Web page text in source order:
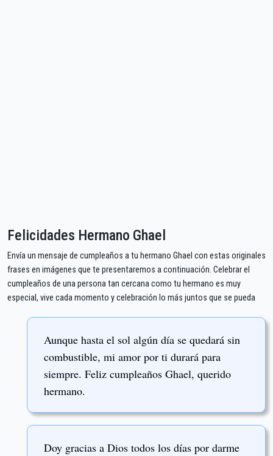
Felicidades Hermano Ghael
Envía un mensaje de cumpleaños a tu hermano Ghael con estas originales
frases en imágenes que te presentaremos a continuación. Celebrar el
cumpleaños de una persona tan cercana como tu hermano es muy
especial, vive cada momento y celebración lo más juntos que se pueda
Aunque hasta el sol algún día se quedará sin
combustible, mi amor por ti durará para
siempre. Feliz cumpleaños Ghael, querido
hermano.
Doy gracias a Dios todos los días por darme